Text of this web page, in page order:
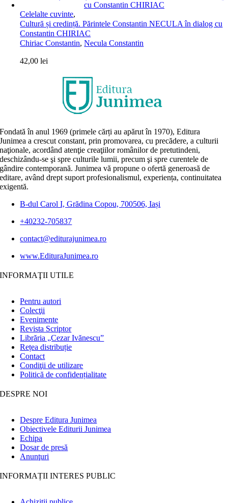
Celelalte cuvinte,
Cultură și credință. Părintele Constantin NECULA în dialog cu
Constantin CHIRIAC
Chiriac Constantin,Necula Constantin
42,00lei
Fondată în anul 1969 (primele cărți au apărut în 1970), Editura
Junimea a crescut constant, prin promovarea, cu precădere, a culturii
naţionale, acordând atenţie creaţiilor românilor de pretutindeni,
deschizându-se şi spre culturile lumii, precum şi spre curentele de
gândire contemporană. Junimea vă propune o ofertă generoasă de
editare, având drept suport profesionalismul, experiența, continuitatea
exigentă.
B-dul Carol I, Grădina Copou, 700506, Iași
+40232-705837
contact@editurajunimea.ro
www.EdituraJunimea.ro
INFORMAŢII UTILE
Pentru autori
Colecţii
Evenimente
Revista Scriptor
Librăria „Cezar Ivănescu”
Rețea distribuție
Contact
Condiţii de utilizare
Politică de confidențialitate
DESPRE NOI
Despre Editura Junimea
Obiectivele Editurii Junimea
Echipa
Dosar de presă
Anunţuri
INFORMAȚII INTERES PUBLIC